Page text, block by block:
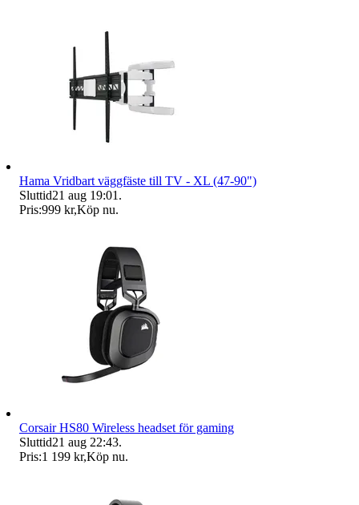
Hama Vridbart väggfäste till TV - XL (47-90")
Sluttid21 aug 19:01 .
Pris:999 kr,Köp nu.
Corsair HS80 Wireless headset för gaming
Sluttid21 aug 22:43.
Pris:1 199 kr,Köp nu.